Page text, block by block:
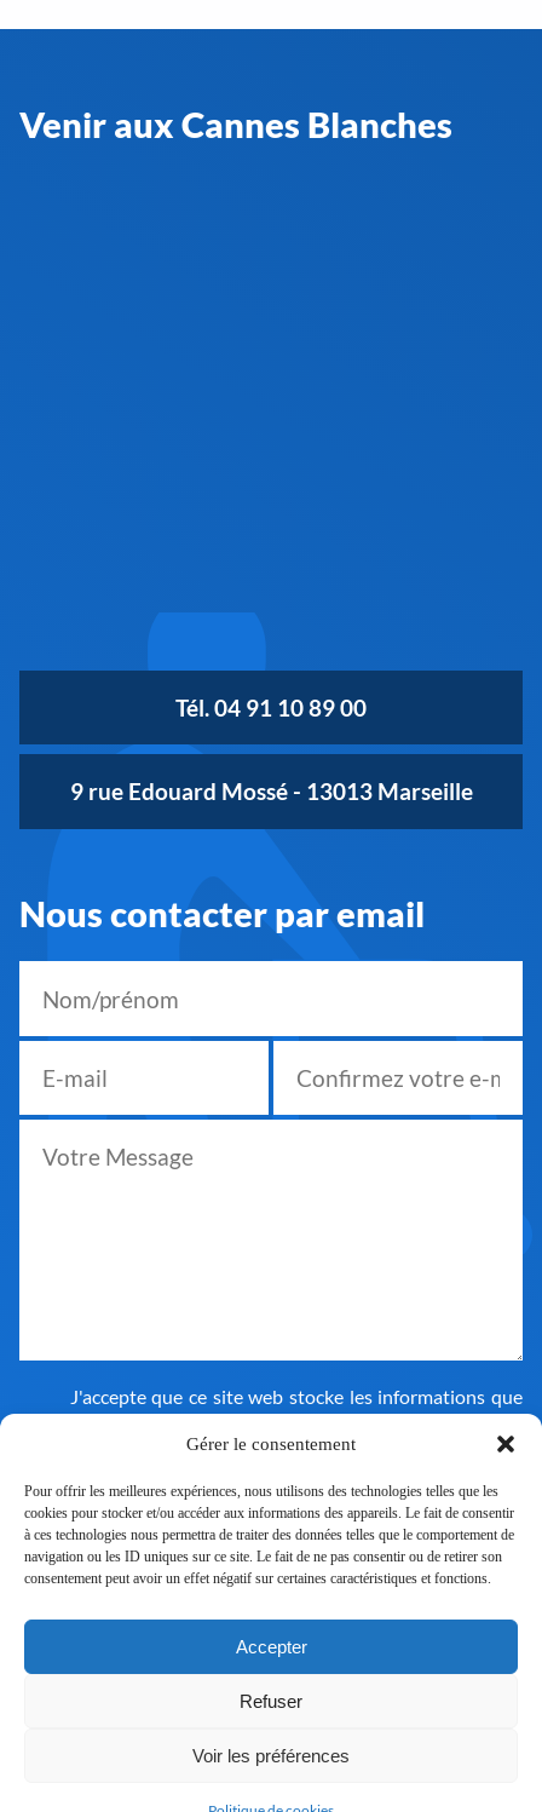
Gérer le consentement
Pour offrir les meilleures expériences, nous utilisons des technologies telles que les
cookies pour stocker et/ou accéder aux informations des appareils. Le fait de consentir
à ces technologies nous permettra de traiter des données telles que le comportement de
navigation ou les ID uniques sur ce site. Le fait de ne pas consentir ou de retirer son
consentement peut avoir un effet négatif sur certaines caractéristiques et fonctions.
Accepter
Refuser
Voir les préférences
Venir aux Cannes Blanches
Tél. 04 91 10 89 00
9 rue Edouard Mossé - 13013 Marseille
Nous contacter par email
J'accepte que ce site web stocke les informations que
j'ai soumises afin de pouvoir répondre à ma demande.
Consultez notre politique de confidentialité pour en
Mentions légales
Création du site : Têtes à Clics